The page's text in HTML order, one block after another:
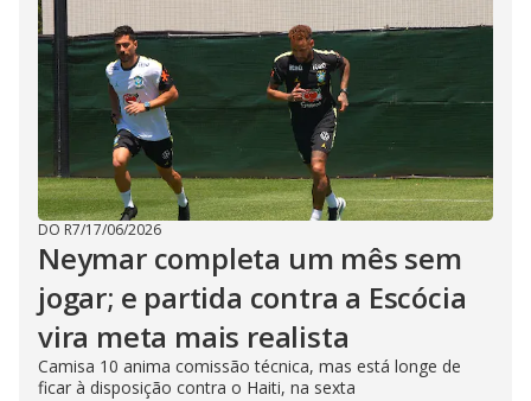
DO R7/17/06/2026
Neymar completa um mês sem
jogar; e partida contra a Escócia
vira meta mais realista
Camisa 10 anima comissão técnica, mas está longe de
ficar à disposição contra o Haiti, na sexta